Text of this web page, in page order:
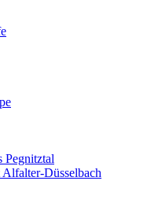
Pegnitztal
Düsselbach